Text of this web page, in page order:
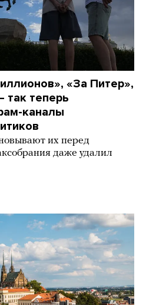
«За Питер»,
так теперь
каналы
их перед
даже удалил